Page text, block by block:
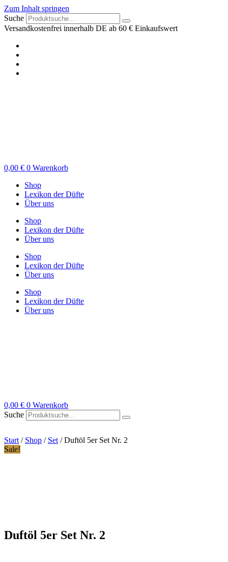
Zum Inhalt springen
Suche
Versandkostenfrei innerhalb DE ab 60 € Einkaufswert
0,00 € 0 Warenkorb
Shop
Lexikon der Düfte
Über uns
Shop
Lexikon der Düfte
Über uns
Shop
Lexikon der Düfte
Über uns
Shop
Lexikon der Düfte
Über uns
0,00 € 0 Warenkorb
Suche
Start / Shop / Set / Duftöl 5er Set Nr. 2
Sale!
Duftöl 5er Set Nr. 2